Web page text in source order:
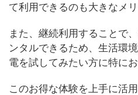
て利用できるのも大きなメリ
また、継続利用することで
ンタルできるため、生活環
電を試してみたい方に特にお
このお得な体験を上手に活